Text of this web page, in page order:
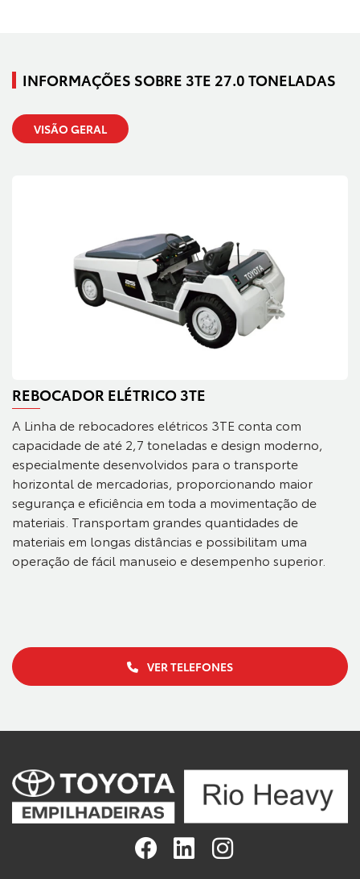
INFORMAÇÕES SOBRE 3TE 27.0 TONELADAS
VISÃO GERAL
REBOCADOR ELÉTRICO 3TE
A Linha de rebocadores elétricos 3TE conta com
capacidade de até 2,7 toneladas e design moderno,
especialmente desenvolvidos para o transporte
horizontal de mercadorias, proporcionando maior
segurança e eficiência em toda a movimentação de
materiais. Transportam grandes quantidades de
materiais em longas distâncias e possibilitam uma
operação de fácil manuseio e desempenho superior.
VER TELEFONES